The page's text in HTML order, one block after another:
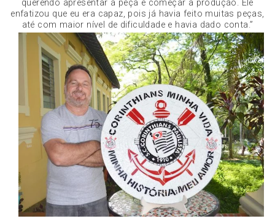
querendo apresentar a peça e começar a produção. Ele
enfatizou que eu era capaz, pois já havia feito muitas peças,
até com maior nível de dificuldade e havia dado conta.”